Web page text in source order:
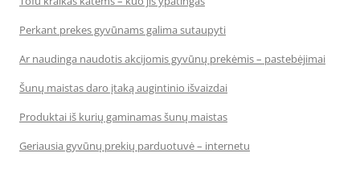
Perkant prekes gyvūnams galima sutaupyti
Ar naudinga naudotis akcijomis gyvūnų prekėmis – pastebėjimai
Šunų maistas daro įtaką augintinio išvaizdai
Produktai iš kurių gaminamas šunų maistas
Geriausia gyvūnų prekių parduotuvė – internetu